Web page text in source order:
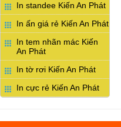
In standee Kiến An Phát
In ấn giá rẻ Kiến An Phát
In tem nhãn mác Kiến
An Phát
In tờ rơi Kiến An Phát
In cực rẻ Kiến An Phát